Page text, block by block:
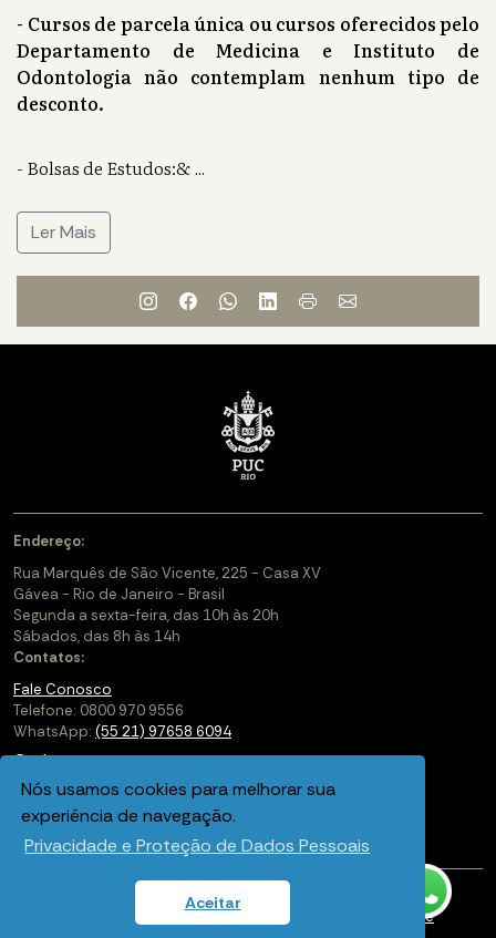
Nós usamos cookies para melhorar sua
experiência de navegação.
Privacidade e Proteção de Dados Pessoais
Aceitar
- Cursos de parcela única ou cursos oferecidos pelo
Departamento de Medicina e Instituto de
Odontologia não contemplam nenhum tipo de
desconto.
- Bolsas de Estudos:&...
Ler Mais
Endereço:
Rua Marquês de São Vicente, 225 - Casa XV
Gávea - Rio de Janeiro - Brasil
Segunda a sexta-feira, das 10h às 20h
Sábados, das 8h às 14h
Contatos:
Fale Conosco
Telefone: 0800 970 9556
WhatsApp: (55 21) 97658 6094
Cadastre-se
Soluções Corporativas
Saiba mais sobre a PUC-Rio Digital
Política de privacidade